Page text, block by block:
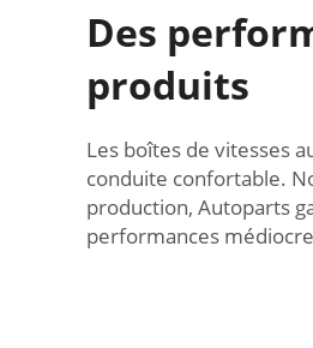
Des
produits
Les boîtes de vitesses
conduite confortable.
production, Autoparts
performances